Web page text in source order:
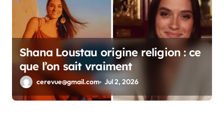
Shana Loustau origine religion : ce
que l’on sait vraiment
cerevue@gmail.com Jul 2, 2026